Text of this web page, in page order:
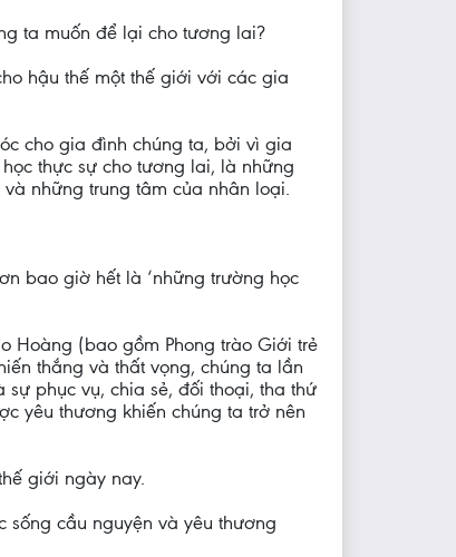
ta muốn để lại cho tương lai?
hậu thế một thế giới với các gia
cho gia đình chúng ta, bởi vì gia
thực sự cho tương lai, là những
những trung tâm của nhân loại.
bao giờ hết là ‘những trường học
Hoàng (bao gồm Phong trào Giới trẻ
thắng và thất vọng, chúng ta lần
phục vụ, chia sẻ, đối thoại, tha thứ
yêu thương khiến chúng ta trở nên
giới ngày nay.
sống cầu nguyện và yêu thương